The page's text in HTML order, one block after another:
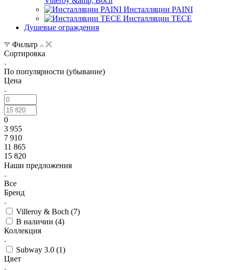
Инсталляции PAINI
Инсталляции TECE
Душевые ограждения
Фильтр
Сортировка
По популярности (убывание)
Цена
0
3 955
7 910
11 865
15 820
Наши предложения
Все
Бренд
Villeroy & Boch (7)
В наличии (4)
Коллекция
Subway 3.0 (1)
Цвет